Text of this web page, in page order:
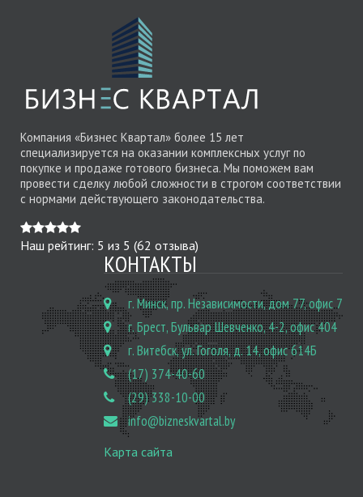
Компания «Бизнес Квартал» более 15 лет
специализируется на оказании комплексных услуг по
покупке и продаже готового бизнеса. Мы поможем вам
провести сделку любой сложности в строгом соответствии
с нормами действующего законодательства.
Наш рейтинг: 5 из 5 (62 отзыва)
КОНТАКТЫ
г. Минск, пр. Независимости, дом 77, офис 7
г. Брест, Бульвар Шевченко, 4-2, офис 404
г. Витебск, ул. Гоголя, д. 14, офис 614Б
(17) 374-40-60
(29) 338-10-00
info@bizneskvartal.by
Карта сайта